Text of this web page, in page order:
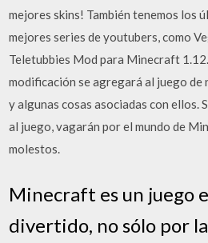
mejores skins! También tenemos los
mejores series de youtubers, como
Teletubbies Mod para Minecraft
modificación se agregará al juego de
y algunas cosas asociadas con ellos.
al juego, vagarán por el mundo de
molestos.
Minecraft es un juego
divertido, no sólo por